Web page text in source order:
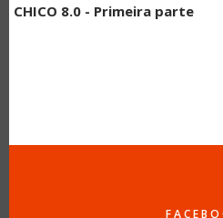
CHICO 8.0 - Primeira parte